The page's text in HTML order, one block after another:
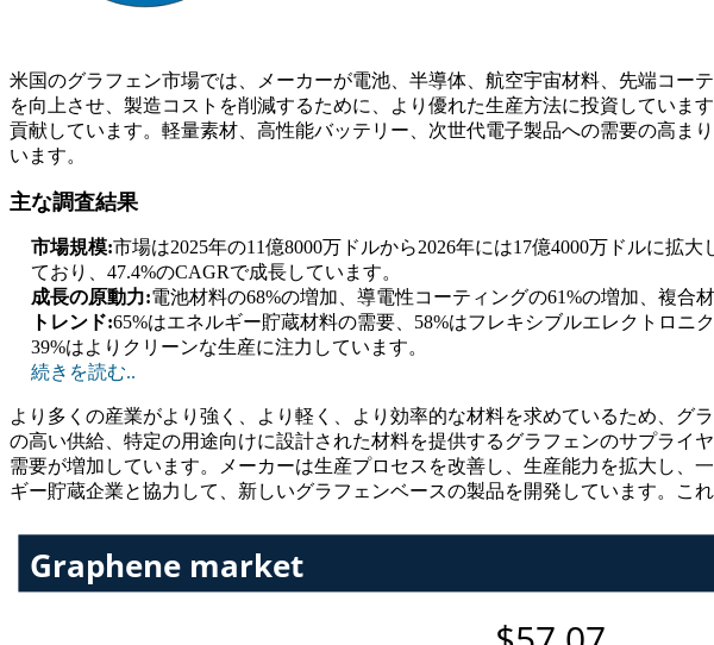
米国のグラフェン市場では、メーカーが電池、半導体、航空宇宙材料、先端コ
を向上させ、製造コストを削減するために、より優れた生産方法に投資してい
貢献しています。軽量素材、高性能バッテリー、次世代電子製品への需要の高ま
います。
主な調査結果
市場規模:市場は2025年の11億8000万ドルから2026年には17億4000万ドルに拡
ており、47.4%のCAGRで成長しています。
成長の原動力:電池材料の68%の増加、導電性コーティングの61%の増加、複合
トレンド:65%はエネルギー貯蔵材料の需要、58%はフレキシブルエレクトロニ
39%はよりクリーンな生産に注力しています。
続きを読む..
より多くの産業がより強く、より軽く、より効率的な材料を求めているため、
の高い供給、特定の用途向けに設計された材料を提供するグラフェンのサプラ
需要が増加しています。メーカーは生産プロセスを改善し、生産能力を拡大し
ギー貯蔵企業と協力して、新しいグラフェンベースの製品を開発しています。こ